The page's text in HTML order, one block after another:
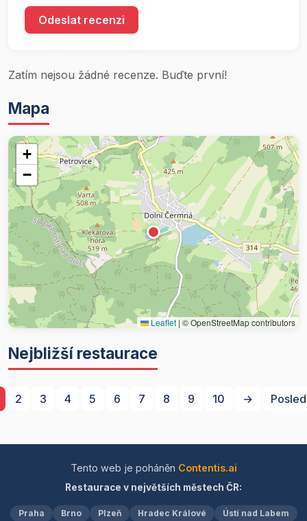
Odeslat recenzi
Zatím nejsou žádné recenze. Buďte první!
Mapa
+
−
Leaflet | © OpenStreetMap contributors
Nejbližší restaurace
2 3 4 5 6 7 8 9 10 →
Tento web je poháněn Contentis.ai
Restaurace v největších městech ČR:
Praha Brno Plzeň Hradec Králové Ústí nad Labem